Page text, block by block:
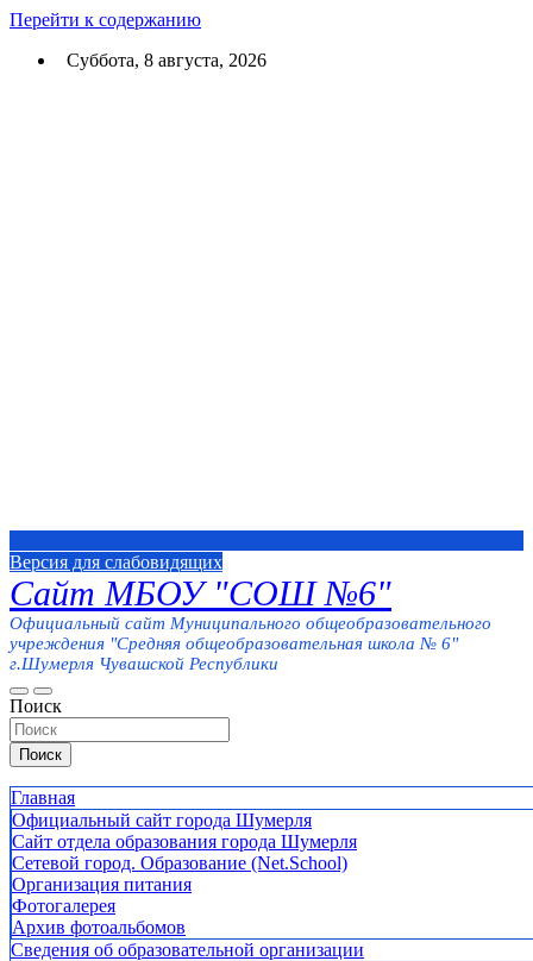
Перейти к содержанию
Суббота, 8 августа, 2026
Версия для слабовидящих
Сайт МБОУ "СОШ №6"
Официальный сайт Муниципального общеобразовательного
учреждения "Средняя общеобразовательная школа № 6"
г.Шумерля Чувашской Республики
Поиск
Поиск
Главная
Официальный сайт города Шумерля
Сайт отдела образования города Шумерля
Сетевой город. Образование (Net.School)
Организация питания
Фотогалерея
Архив фотоальбомов
Сведения об образовательной организации